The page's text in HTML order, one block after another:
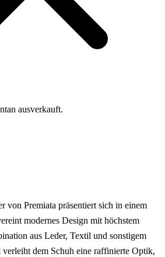
ausverkauft.
von Premiata präsentiert sich in einem
modernes Design mit höchstem
aus Leder, Textil und sonstigem
verleiht dem Schuh eine raffinierte Optik,